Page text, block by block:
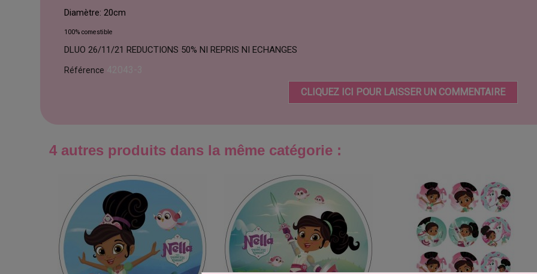
Diamètre: 20cm
100% comestible
DLUO 26/11/21 REDUCTIONS 50% NI REPRIS NI ECHANGES
Référence
CLIQUEZ ICI POUR LAISSER UN COMMENTAIRE
4 autres produits dans la même catégorie :